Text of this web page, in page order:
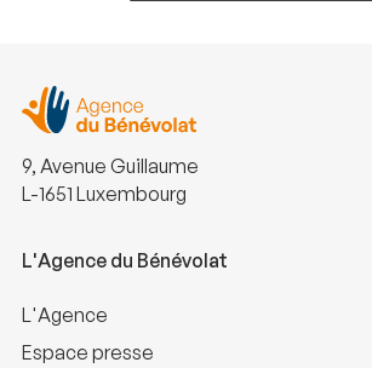
9, Avenue Guillaume
L-1651 Luxembourg
L'Agence du Bénévolat
L'Agence
Espace presse